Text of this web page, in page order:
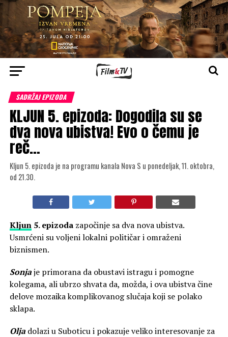
SADRŽAJ EPIZODA
KLJUN 5. epizoda: Dogodila su se
dva nova ubistva! Evo o čemu je
reč…
Kljun 5. epizoda je na programu kanala Nova S u ponedeljak, 11. oktobra,
od 21.30.
Kljun5. epizoda započinje sa dva nova ubistva.
Usmrćeni su voljeni lokalni političar i omraženi
biznismen.
Sonjaje primorana da obustavi istragu i pomogne
kolegama, ali ubrzo shvata da, možda, i ova ubistva čine
delove mozaika komplikovanog slučaja koji se polako
sklapa.
Oljadolazi u Suboticu i pokazuje veliko interesovanje za